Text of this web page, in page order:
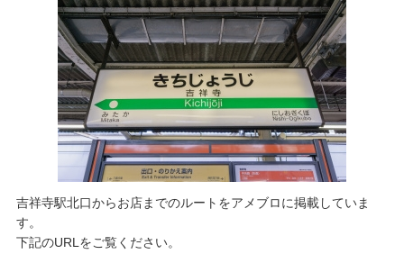
エキスパートクラス
スケジュール/アクセス
ご予約/お問い合わせ
吉祥寺駅北口からお店までのルートをアメブロに掲載していま
す。
下記のURLをご覧ください。